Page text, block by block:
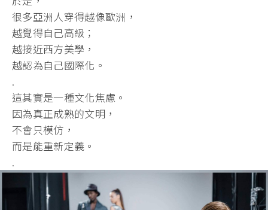
很多亞洲人穿得越像歐洲，
越覺得自己高級；
越接近西方美學，
越認為自己國際化。
.
這其實是一種文化焦慮。
因為真正成熟的文明，
不會只模仿，
而是能重新定義。
.